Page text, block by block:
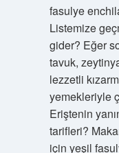
fasulye
Listemize
gider? Eğer
tavuk,
lezzetli
yemekleriyle
Eriştenin
tarifleri?
için yeşil